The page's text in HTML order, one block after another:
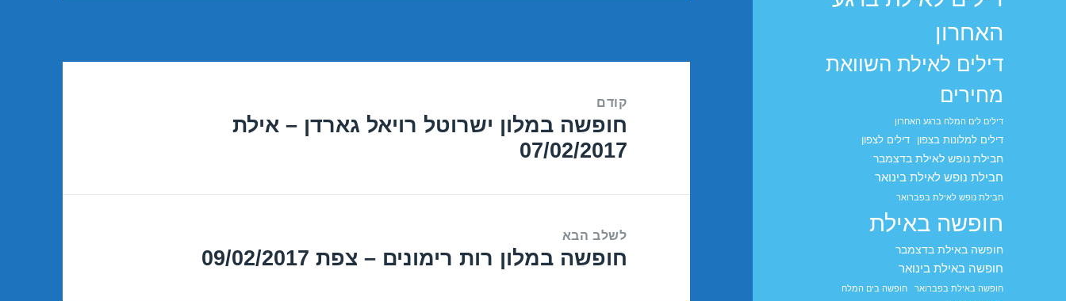
האחרון
דילים לאילת השוואת
מחירים
דילים לים המלח ברגע האחרון
דילים למלונות בצפון דילים לצפון
חבילת נופש לאילת בדצמבר
חבילת נופש לאילת בינואר
חבילת נופש לאילת בפברואר
חופשה באילת
חופשה באילת בדצמבר
חופשה באילת בינואר
חופשה באילת בפברואר חופשה בים המלח
קודם
הפוסט
הקודם:
חופשה במלון ישרוטל רויאל גארדן – אילת
07/02/2017
לשלב הבא
הפוסט
חופשה במלון רות רימונים – צפת 09/02/2017